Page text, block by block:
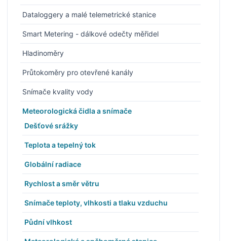
Dataloggery a malé telemetrické stanice
Smart Metering - dálkové odečty měřidel
Hladinoměry
Průtokoměry pro otevřené kanály
Snímače kvality vody
Meteorologická čidla a snímače
Dešťové srážky
Teplota a tepelný tok
Globální radiace
Rychlost a směr větru
Snímače teploty, vlhkosti a tlaku vzduchu
Půdní vlhkost